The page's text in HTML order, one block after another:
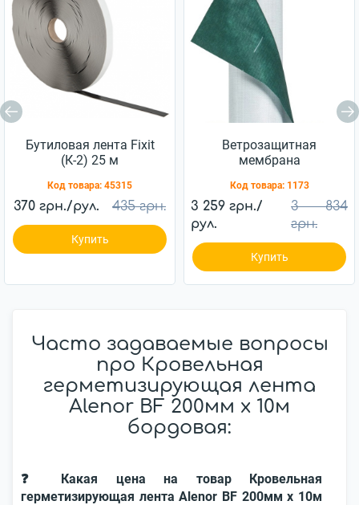
Бутиловая лента Fixit
(К-2) 25 м
Код товара: 45315
370 грн./рул. 435 грн.
Купить
Ветрозащитная
мембрана
85г/м2 (75м2)
Код товара: 1173
3 259 грн./
рул.
3 834
грн.
Купить
Часто задаваемые вопросы
про Кровельная
герметизирующая лента
Alenor BF 200мм x 10м
бордовая:
❓ Какая цена на товар Кровельная
герметизирующая лента Alenor BF 200мм x 10м